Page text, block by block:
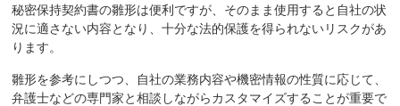
秘密保持契約書の雛形は便利ですが、そのまま使用すると自社の状
況に適さない内容となり、十分な法的保護を得られないリスクがあ
ります。
雛形を参考にしつつ、自社の業務内容や機密情報の性質に応じて、
弁護士などの専門家と相談しながらカスタマイズすることが重要で